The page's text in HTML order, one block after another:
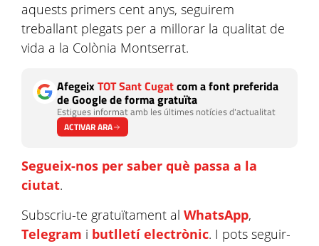
aquests primers cent anys, seguirem
treballant plegats per a millorar la qualitat de
vida a la Colònia Montserrat.
AfegeixTOT Sant Cugatcom a font preferida
de Google de forma gratuïta
Estigues informat amb les últimes notícies d'actualitat
ACTIVAR ARA
Segueix-nos per saber què passa a la
ciutat.
Subscriu-te gratuïtament al WhatsApp,
Telegram i butlletí electrònic. I pots seguir-